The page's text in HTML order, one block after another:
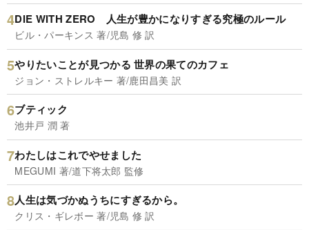
DIE WITH ZERO 人生が豊かになりすぎる究極のルール
ビル・パーキンス 著/児島 修 訳
やりたいことが見つかる 世界の果てのカフェ
ジョン・ストレルキー 著/鹿田昌美 訳
ブティック
池井戸 潤 著
わたしはこれでやせました
MEGUMI 著/道下将太郎 監修
人生は気づかぬうちにすぎるから。
クリス・ギレボー 著/児島 修 訳